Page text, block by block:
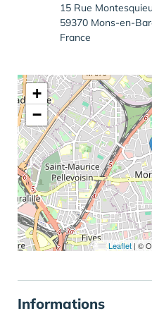
15 Rue Montesquieu
59370 Mons-en-
France
+
−
Leaflet | ©
Informations